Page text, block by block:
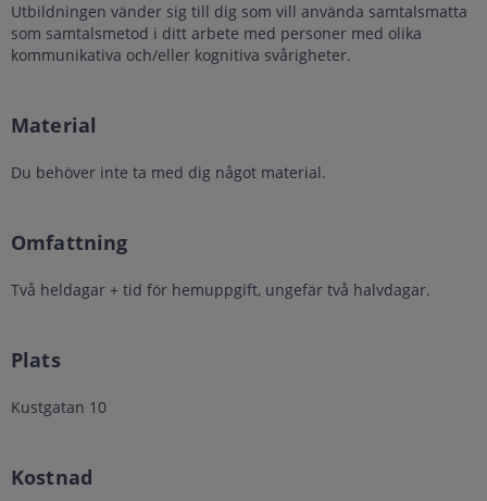
Utbildningen vänder sig till dig som vill använda samtalsmatta
som samtalsmetod i ditt arbete med personer med olika
kommunikativa och/eller kognitiva svårigheter.
Material
Du behöver inte ta med dig något material.
Omfattning
Två heldagar + tid för hemuppgift, ungefär två halvdagar.
Plats
Kustgatan 10
Kostnad